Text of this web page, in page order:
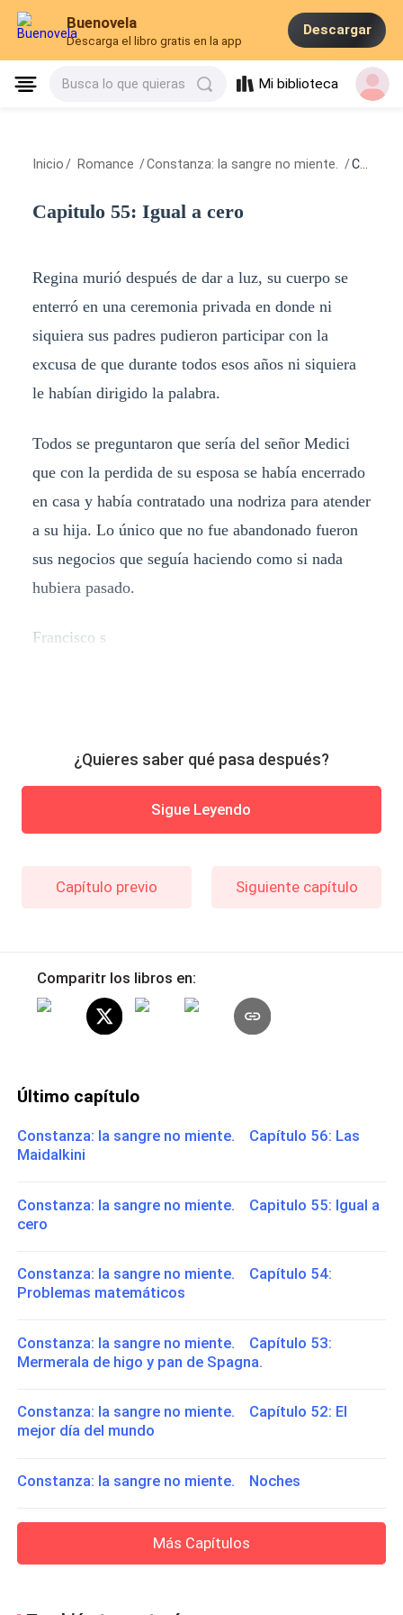
Buenovela
Descarga el libro gratis en la app
Descargar
Busca lo que quieras Mi biblioteca
Inicio / Romance /Constanza: la sangre no miente. /Capitulo 55: Igual a cero
Capitulo 55: Igual a cero
Regina murió después de dar a luz, su cuerpo se
enterró en una ceremonia privada en donde ni
siquiera sus padres pudieron participar con la
excusa de que durante todos esos años ni siquiera
le habían dirigido la palabra.
Todos se preguntaron que sería del señor Medici
que con la perdida de su esposa se había encerrado
en casa y había contratado una nodriza para atender
a su hija. Lo único que no fue abandonado fueron
sus negocios que seguía haciendo como si nada
hubiera pasado.
Francisco s
¿Quieres saber qué pasa después?
Sigue Leyendo
Capítulo previo Siguiente capítulo
Comparitr los libros en:
Último capítulo
Constanza: la sangre no miente. Capítulo 56: Las
Maidalkini
Constanza: la sangre no miente. Capitulo 55: Igual a
cero
Constanza: la sangre no miente. Capítulo 54:
Problemas matemáticos
Constanza: la sangre no miente. Capítulo 53:
Mermerala de higo y pan de Spagna.
Constanza: la sangre no miente. Capítulo 52: El
mejor día del mundo
Constanza: la sangre no miente. Noches
Más Capítulos